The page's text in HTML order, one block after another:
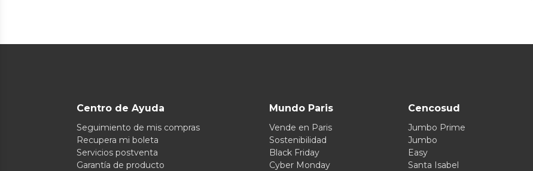
Centro de Ayuda
Seguimiento de mis compras
Recupera mi boleta
Servicios postventa
Garantía de producto
Mundo Paris
Vende en Paris
Sostenibilidad
Black Friday
Cyber Monday
Cencosud
Jumbo Prime
Jumbo
Easy
Santa Isabel